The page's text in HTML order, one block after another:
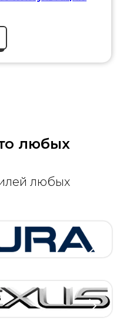
любых
любых